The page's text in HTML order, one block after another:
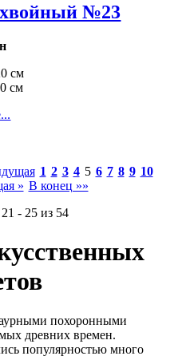
№23
см
см
1 2 3 4 5 6 7 8 9 10
» В конец »»
- 25 из 54
похоронными
древних времен.
популярностью много